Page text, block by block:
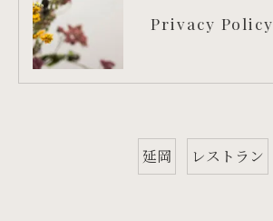
Privacy Policy
延岡 レストラン